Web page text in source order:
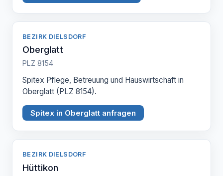
BEZIRK DIELSDORF
Oberglatt
PLZ 8154
Spitex Pflege, Betreuung und Hauswirtschaft in
Oberglatt (PLZ 8154).
Spitex in Oberglatt anfragen
BEZIRK DIELSDORF
Hüttikon